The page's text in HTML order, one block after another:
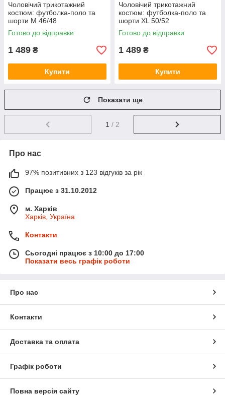
Чоловічий трикотажний
костюм: футболка-поло та
шорти M 46/48
Готово до відправки
1 489 ₴
Купити
Чоловічий трикотажний
костюм: футболка-поло та
шорти XL 50/52
Готово до відправки
1 489 ₴
Купити
Показати ще
1 / 2
Про нас
97% позитивних з 123 відгуків за рік
Працює з 31.10.2012
м. Харків
Харків, Україна
Контакти
Сьогодні працює з 10:00 до 17:00
Показати весь графік роботи
Про нас
Контакти
Доставка та оплата
Графік роботи
Повна версія сайту